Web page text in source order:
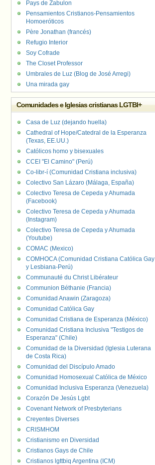
Pays de Zabulon
Pensamientos Cristianos-Pensamientos
Homoeróticos
Père Jonathan (francés)
Refugio Interior
Soy Cofrade
The Closet Professor
Umbrales de Luz (Blog de José Arregi)
Una mirada gay
Comunidades e Iglesias cristianas LGTBI+
Casa de Luz (dejando huella)
Cathedral of Hope/Catedral de la Esperanza
(Texas, EE.UU.)
Católicos homo y bisexuales
CCEI "El Camino" (Perú)
Co-libr-í (Comunidad Cristiana inclusiva)
Colectivo San Lázaro (Málaga, España)
Colectivo Teresa de Cepeda y Ahumada
(Facebook)
Colectivo Teresa de Cepeda y Ahumada
(Instagram)
Colectivo Teresa de Cepeda y Ahumada
(Youtube)
COMAC (Mexico)
COMHOCA (Comunidad Cristiana Católica Gay
y Lesbiana-Perú)
Communauté du Christ Libérateur
Communion Béthanie (Francia)
Comunidad Anawin (Zaragoza)
Comunidad Católica Gay
Comunidad Cristiana de Esperanza (México)
Comunidad Cristiana Inclusiva "Testigos de
Esperanza" (Chile)
Comunidad de la Diversidad (Iglesia Luterana
de Costa Rica)
Comunidad del Discípulo Amado
Comunidad Homosexual Católica de México
Comunidad Inclusiva Esperanza (Venezuela)
Corazón De Jesús Lgbt
Covenant Network of Presbyterians
Creyentes Diverses
CRISMHOM
Cristianismo en Diversidad
Cristianos Gays de Chile
Cristianos lgttbiq Argentina (ICM)